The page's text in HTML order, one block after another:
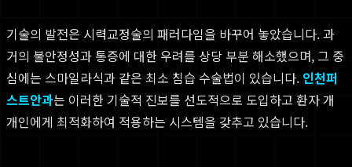
기술의 발전은 시력교정술의 패러다임을 바꾸어 놓았습니다. 과
거의 불안정성과 통증에 대한 우려를 상당 부분 해소했으며, 그 중
심에는 스마일라식과 같은 최소 침습 수술법이 있습니다. 인천퍼
스트안과는 이러한 기술적 진보를 선도적으로 도입하고 환자 개
개인에게 최적화하여 적용하는 시스템을 갖추고 있습니다.